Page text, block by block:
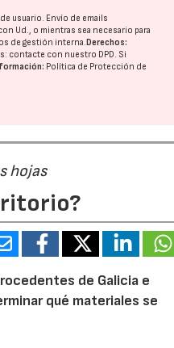
usuario. Envío de emails
Ud., o mientras sea necesario para
de gestión interna. Derechos:
contacte con nuestro DPD. Si
Política de Protección de
hojas
de Galicia e
qué materiales se